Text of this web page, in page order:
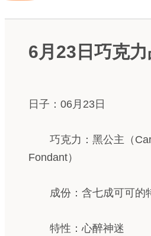
6月23日巧克力
日子：06月23日
巧克力：黑公主（
Fondant）
成份：含七成可可的
特性：心醉神迷